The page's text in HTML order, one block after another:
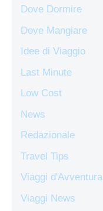
Dove Dormire
Dove Mangiare
Idee di Viaggio
Last Minute
Low Cost
News
Redazionale
Travel Tips
Viaggi d'Avventura
Viaggi News